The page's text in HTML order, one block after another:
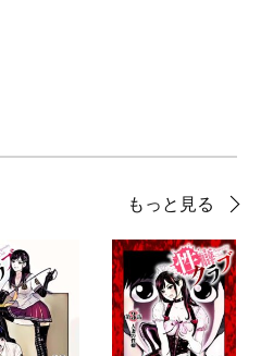
もっと見る